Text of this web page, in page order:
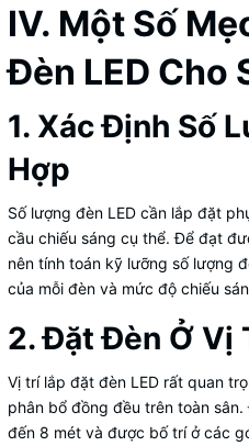
IV. Một Số
Đèn LED Cho
1. Xác Định Số
Hợp
Số lượng đèn LED cần lắp đặt
cầu chiếu sáng cụ thể. Để đạt
nên tính toán kỹ lưỡng số lượng
của mỗi đèn và mức độ chiếu
2. Đặt Đèn Ở Vị
Vị trí lắp đặt đèn LED rất quan
phân bổ đồng đều trên toàn
đến 8 mét và được bố trí ở các